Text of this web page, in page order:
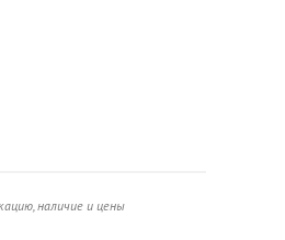
наличие и цены